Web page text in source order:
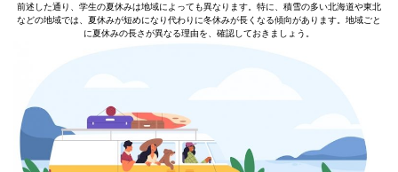
前述した通り、学生の夏休みは地域によっても異なります。特に、積雪の多い北海道や東北
などの地域では、夏休みが短めになり代わりに冬休みが長くなる傾向があります。地域ごと
に夏休みの長さが異なる理由を、確認しておきましょう。